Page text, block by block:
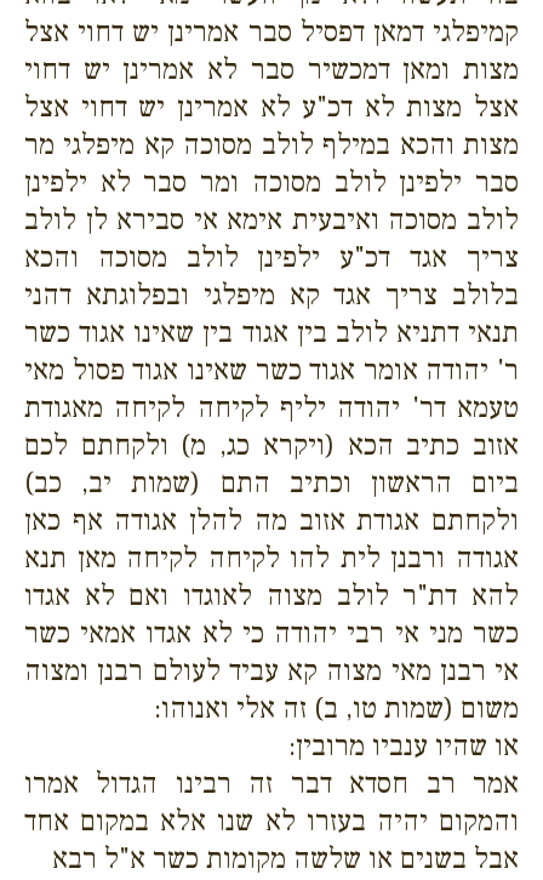
קמיפלגי דמאן דפסיל סבר אמרינן יש דחוי אצל
מצות ומאן דמכשיר סבר לא אמרינן יש דחוי
אצל מצות לא דכ"ע לא אמרינן יש דחוי אצל
מצות והכא במילף לולב מסוכה קא מיפלגי מר
סבר ילפינן לולב מסוכה ומר סבר לא ילפינן
לולב מסוכה ואיבעית אימא אי סבירא לן לולב
צריך אגד דכ"ע ילפינן לולב מסוכה והכא
בלולב צריך אגד קא מיפלגי ובפלוגתא דהני
תנאי דתניא לולב בין אגוד בין שאינו אגוד כשר
ר' יהודה אומר אגוד כשר שאינו אגוד פסול מאי
טעמא דר' יהודה יליף לקיחה לקיחה מאגודת
אזוב כתיב הכא (ויקרא כג, מ) ולקחתם לכם
ביום הראשון וכתיב התם (שמות יב, כב)
ולקחתם אגודת אזוב מה להלן אגודה אף כאן
אגודה ורבנן לית להו לקיחה לקיחה מאן תנא
להא דת"ר לולב מצוה לאוגדו ואם לא אגדו
כשר מני אי רבי יהודה כי לא אגדו אמאי כשר
אי רבנן מאי מצוה קא עביד לעולם רבנן ומצוה
משום (שמות טו, ב) זה אלי ואנוהו:
או שהיו ענביו מרובין:
אמר רב חסדא דבר זה רבינו הגדול אמרו
והמקום יהיה בעזרו לא שנו אלא במקום אחד
אבל בשנים או שלשה מקומות כשר א"ל רבא